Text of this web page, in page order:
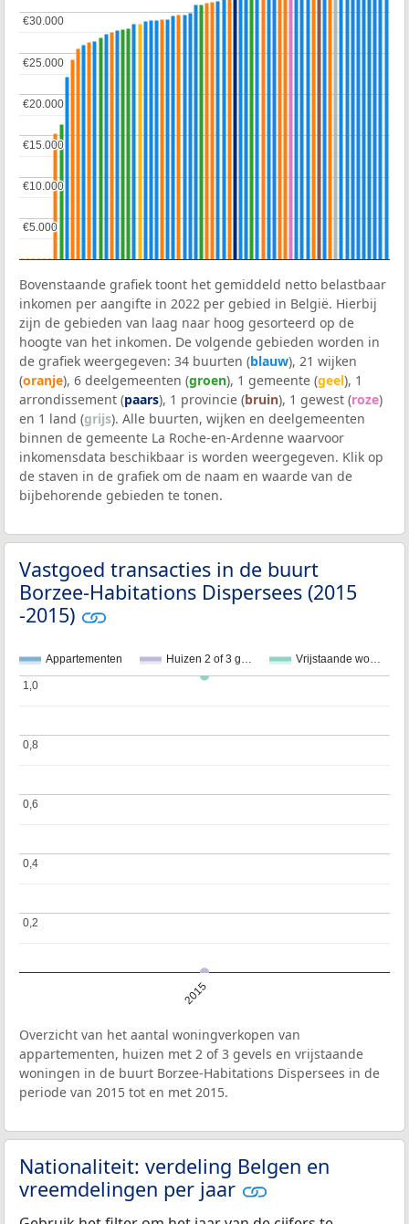
€5.000
€5.000
€10.000
€10.000
€15.000
€15.000
€20.000
€20.000
€25.000
€25.000
€30.000
€30.000
Bovenstaande grafiek toont het gemiddeld netto belastbaar
inkomen per aangifte in 2022 per gebied in België. Hierbij
zijn de gebieden van laag naar hoog gesorteerd op de
hoogte van het inkomen. De volgende gebieden worden in
de grafiek weergegeven: 34 buurten (blauw), 21 wijken
(oranje), 6 deelgemeenten (groen), 1 gemeente (geel), 1
arrondissement (paars), 1 provincie (bruin), 1 gewest (roze)
en 1 land (grijs). Alle buurten, wijken en deelgemeenten
binnen de gemeente La Roche-en-Ardenne waarvoor
inkomensdata beschikbaar is worden weergegeven. Klik op
de staven in de grafiek om de naam en waarde van de
bijbehorende gebieden te tonen.
Vastgoed transacties in de buurt
Borzee-Habitations Dispersees (2015
-2015)
Appartementen Huizen 2 of 3 g… Vrijstaande wo…
2015
0,2
0,2
0,4
0,4
0,6
0,6
0,8
0,8
1,0
1,0
Overzicht van het aantal woningverkopen van
appartementen, huizen met 2 of 3 gevels en vrijstaande
woningen in de buurt Borzee-Habitations Dispersees in de
periode van 2015 tot en met 2015.
Nationaliteit: verdeling Belgen en
vreemdelingen per jaar